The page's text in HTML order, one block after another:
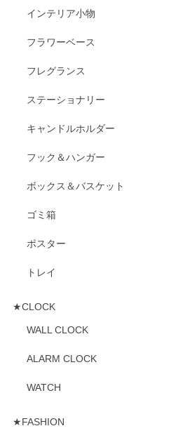
インテリア小物
フラワーベース
フレグランス
ステーショナリー
キャンドルホルダー
フック＆ハンガー
ボックス＆バスケット
ゴミ箱
ポスター
トレイ
★CLOCK
WALL CLOCK
ALARM CLOCK
WATCH
★FASHION